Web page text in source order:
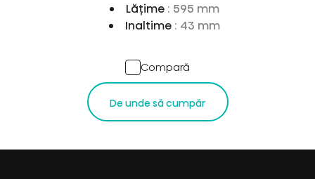
Lăţime : 595 mm
Inaltime : 43 mm
Compară
De unde să cumpăr